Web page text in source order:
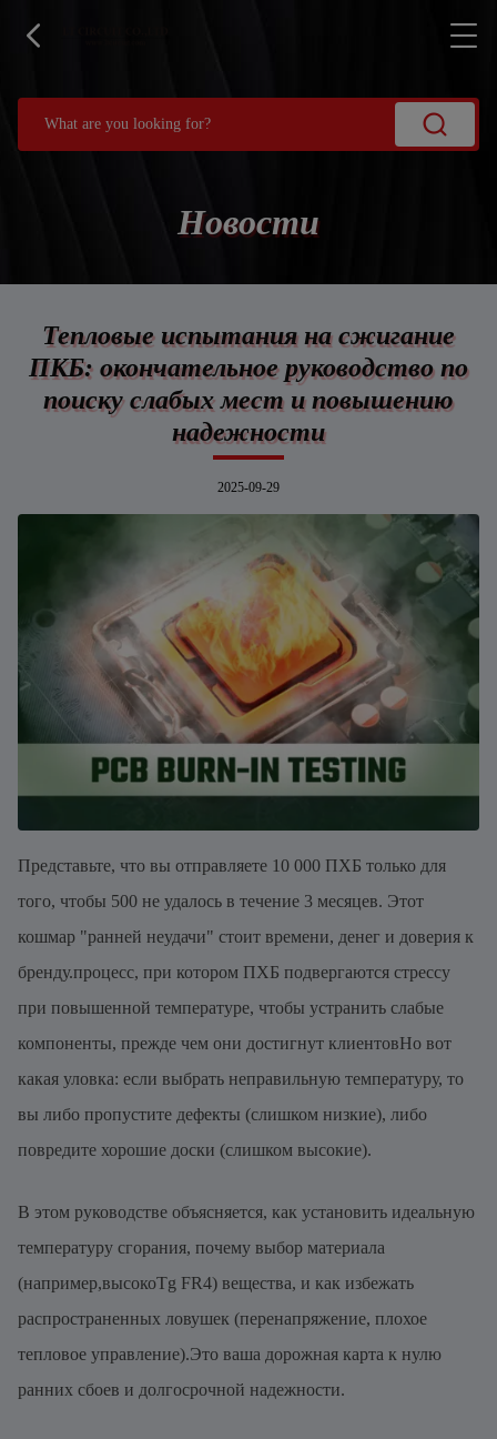
Новости
Тепловые испытания на сжигание
ПКБ: окончательное руководство по
поиску слабых мест и повышению
надежности
2025-09-29
Представьте, что вы отправляете 10 000 ПХБ только для
того, чтобы 500 не удалось в течение 3 месяцев. Этот
кошмар "ранней неудачи" стоит времени, денег и доверия к
бренду.процесс, при котором ПХБ подвергаются стрессу
при повышенной температуре, чтобы устранить слабые
компоненты, прежде чем они достигнут клиентовНо вот
какая уловка: если выбрать неправильную температуру, то
вы либо пропустите дефекты (слишком низкие), либо
повредите хорошие доски (слишком высокие).
В этом руководстве объясняется, как установить идеальную
температуру сгорания, почему выбор материала
(например,высокоTg FR4) вещества, и как избежать
распространенных ловушек (перенапряжение, плохое
тепловое управление).Это ваша дорожная карта к нулю
ранних сбоев и долгосрочной надежности.